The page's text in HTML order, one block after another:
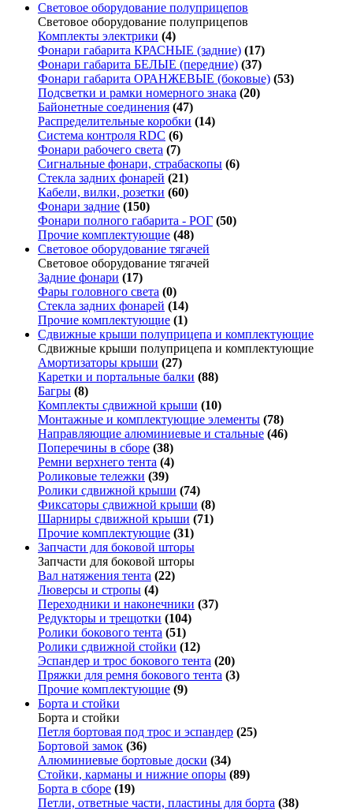
Световое оборудование полуприцепов
Световое оборудование полуприцепов
Комплекты электрики (4)
Фонари габарита КРАСНЫЕ (задние) (17)
Фонари габарита БЕЛЫЕ (передние) (37)
Фонари габарита ОРАНЖЕВЫЕ (боковые) (53)
Подсветки и рамки номерного знака (20)
Байонетные соединения (47)
Распределительные коробки (14)
Система контроля RDC (6)
Фонари рабочего света (7)
Сигнальные фонари, страбаскопы (6)
Стекла задних фонарей (21)
Кабели, вилки, розетки (60)
Фонари задние (150)
Фонари полного габарита - РОГ (50)
Прочие комплектующие (48)
Световое оборудование тягачей
Световое оборудование тягачей
Задние фонари (17)
Фары головного света (0)
Стекла задних фонарей (14)
Прочие комплектующие (1)
Сдвижные крыши полуприцепа и комплектующие
Сдвижные крыши полуприцепа и комплектующие
Амортизаторы крыши (27)
Каретки и портальные балки (88)
Багры (8)
Комплекты сдвижной крыши (10)
Монтажные и комплектующие элементы (78)
Направляющие алюминиевые и стальные (46)
Поперечины в сборе (38)
Ремни верхнего тента (4)
Роликовые тележки (39)
Ролики сдвижной крыши (74)
Фиксаторы сдвижной крыши (8)
Шарниры сдвижной крыши (71)
Прочие комплектующие (31)
Запчасти для боковой шторы
Запчасти для боковой шторы
Вал натяжения тента (22)
Люверсы и стропы (4)
Переходники и наконечники (37)
Редукторы и трещотки (104)
Ролики бокового тента (51)
Ролики сдвижной стойки (12)
Эспандер и трос бокового тента (20)
Пряжки для ремня бокового тента (3)
Прочие комплектующие (9)
Борта и стойки
Борта и стойки
Петля бортовая под трос и эспандер (25)
Бортовой замок (36)
Алюминиевые бортовые доски (34)
Стойки, карманы и нижние опоры (89)
Борта в сборе (19)
Петли, ответные части, пластины для борта (38)